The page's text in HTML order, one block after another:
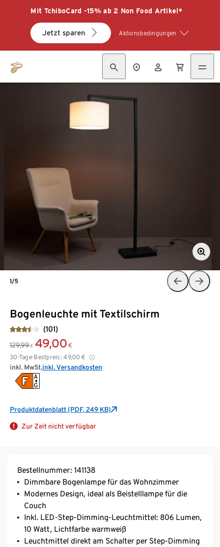
Mit TchiboCard -15% ab 2 Non Food Artikel*
Jetzt sparen Aktionsbedingungen
Bogenleuchte mit Textilschirm
(101)
129,99 € 49,00 €
30-Tage-Bestpreis: 49,00 €
inkl. MwSt.inkl. Versandkosten
Produktdatenblatt (PDF, 249 KB)
Zur Zeit nicht verfügbar
1/5
Bestellnummer: 141138
Dimmbare Bogenlampe für das Wohnzimmer
Modernes Design, ideal als Beistelllampe für die
Couch
Inkl. LED-Step-Dimming-Leuchtmittel: 806 Lumen,
10 Watt, Lichtfarbe warmweiß
Leuchtmittel direkt am Schalter per Step-Dimming